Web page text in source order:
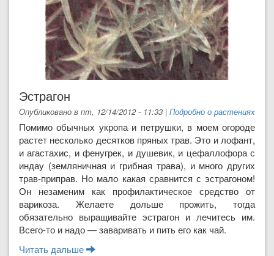
Эстрагон
Опубликовано в пт, 12/14/2012 - 11:33 | Подробно о растениях
Помимо обычных укропа и петрушки, в моем огороде
растет несколько десятков пряных трав. Это и лофант,
и агастахис, и фенугрек, и душевик, и цефаллофора с
индау (земляничная и грибная трава), и много других
трав-приправ. Но мало какая сравнится с эстрагоном!
Он неза­меним как профилактическое сред­ство от
варикоза. Желаете дольше прожить, тогда
обязательно выращивайте эстрагон и лечитесь им.
Всего-то и надо — заваривать и пить его как чай.
Читать дальше